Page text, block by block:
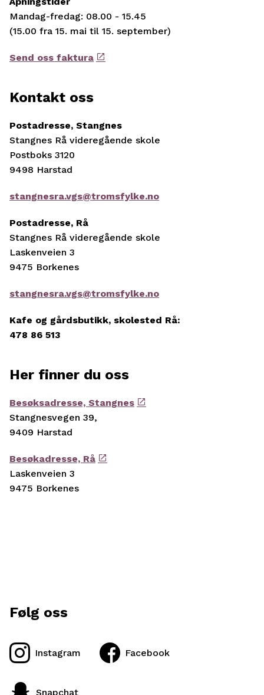
Mandag-fredag: 08.00 - 15.45
(15.00 fra 15. mai til 15. september)
Send oss faktura
Kontakt oss
Postadresse, Stangnes
Stangnes Rå videregående skole
Postboks 3120
9498 Harstad
stangnesra.vgs@tromsfylke.no
Postadresse, Rå
Stangnes Rå videregående skole
Laskenveien 3
9475 Borkenes
stangnesra.vgs@tromsfylke.no
Kafe og gårdsbutikk, skolested Rå:
478 86 513
Her finner du oss
Besøksadresse, Stangnes
Stangnesvegen 39,
9409 Harstad
Besøkadresse, Rå
Laskenveien 3
9475 Borkenes
Følg oss
Instagram Facebook
Snapchat